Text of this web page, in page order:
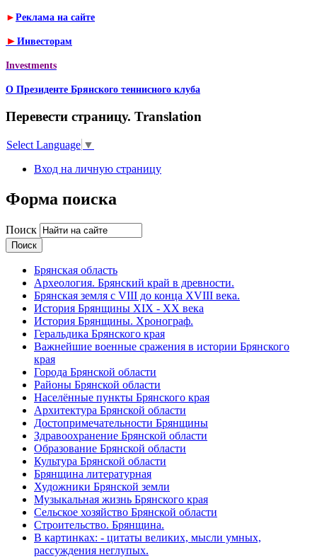
► Реклама на сайте
► Инвесторам
Investments
О Президенте Брянского теннисного клуба
Перевести страницу. Translation
Select Language ▼
Вход на личную страницу
Форма поиска
Поиск
Брянская область
Археология. Брянский край в древности.
Брянская земля с VIII до конца XVIII века.
История Брянщины XIX - XX века
История Брянщины. Хронограф.
Геральдика Брянского края
Важнейшие военные сражения в истории Брянского
края
Города Брянской области
Районы Брянской области
Населённые пункты Брянского края
Архитектура Брянской области
Достопримечательности Брянщины
Здравоохранение Брянской области
Образование Брянской области
Культура Брянской области
Брянщина литературная
Художники Брянской земли
Музыкальная жизнь Брянского края
Сельское хозяйство Брянской области
Строительство. Брянщина.
В картинках: - цитаты великих, мысли умных,
рассуждения неглупых.